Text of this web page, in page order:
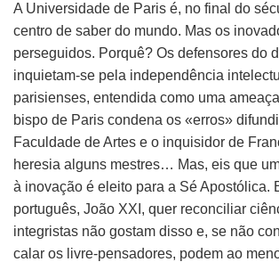
A Universidade de Paris é, no final do
centro de saber do mundo. Mas os
perseguidos. Porquê? Os defensores do
inquietam-se pela independência
parisienses, entendida como uma
bispo de Paris condena os «erros»
Faculdade de Artes e o inquisidor de
heresia alguns mestres… Mas, eis que
à inovação é eleito para a Sé Apostólica.
português, João XXI, quer reconciliar
integristas não gostam disso e, se não
calar os livre-pensadores, podem ao